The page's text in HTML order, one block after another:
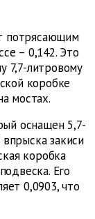
потрясающим
– 0,142. Это
7,7-литровому
коробке
мостах.
оснащен 5,7-
закиси
коробка
Его
0,0903, что